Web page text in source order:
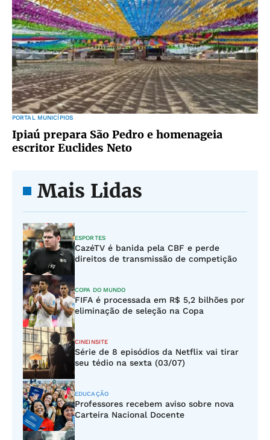
PORTAL MUNICÍPIOS
Ipiaú prepara São Pedro e homenageia
escritor Euclides Neto
Mais Lidas
ESPORTES
CazéTV é banida pela CBF e perde
direitos de transmissão de competição
COPA DO MUNDO
FIFA é processada em R$ 5,2 bilhões por
eliminação de seleção na Copa
CINEINSITE
Série de 8 episódios da Netflix vai tirar
seu tédio na sexta (03/07)
EDUCAÇÃO
Professores recebem aviso sobre nova
Carteira Nacional Docente